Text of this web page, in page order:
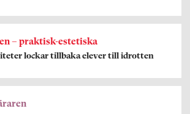
– praktisk-estetiska
lockar tillbaka elever till idrotten